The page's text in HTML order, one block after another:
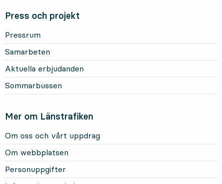
Press och projekt
Pressrum
Samarbeten
Aktuella erbjudanden
Sommarbussen
Mer om Länstrafiken
Om oss och vårt uppdrag
Om webbplatsen
Personuppgifter